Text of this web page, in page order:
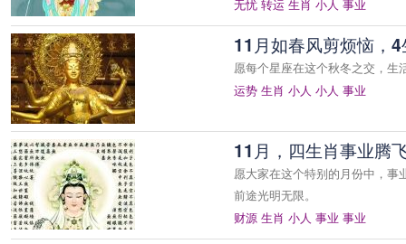
无忧 转运 生肖 小人 事业
11月如春风剪烦恼，
愿每个星座在这个秋冬之交，生
运势 生肖 小人 小人 事业
11月，四生肖事业腾
愿大家在这个特别的月份中，
前途光明无限。
财源 生肖 小人 事业 事业